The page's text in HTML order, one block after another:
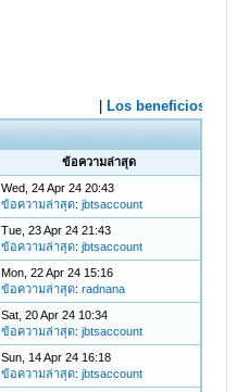
ข้อความล่าสุด
Wed, 24 Apr 24 20:43
ข้อความล่าสุด:jbtsaccount
Tue, 23 Apr 24 21:43
ข้อความล่าสุด:jbtsaccount
Mon, 22 Apr 24 15:16
ข้อความล่าสุด:radnana
Sat, 20 Apr 24 10:34
ข้อความล่าสุด:jbtsaccount
Sun, 14 Apr 24 16:18
ข้อความล่าสุด:jbtsaccount